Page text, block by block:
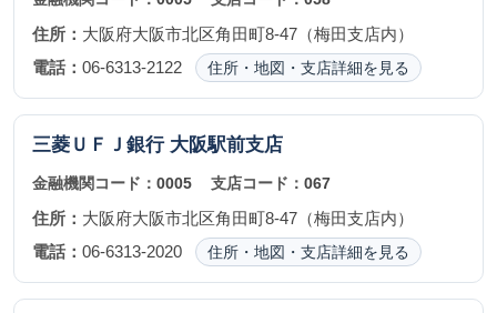
住所： 大阪府大阪市北区角田町8-47（梅田支店内）
電話： 06-6313-2122 住所・地図・支店詳細を見る
三菱ＵＦＪ銀行 大阪駅前支店
金融機関コード： 0005 支店コード：067
住所： 大阪府大阪市北区角田町8-47（梅田支店内）
電話： 06-6313-2020 住所・地図・支店詳細を見る